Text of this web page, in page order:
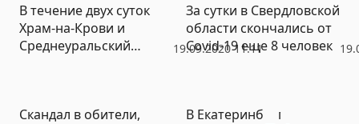
19.09.2020 11:11
В течение двух суток
Храм-на-Крови и
Среднеуральский
За сутки в Свердловской
области скончались от
Covid-19 еще 8 человек
Скандал в обители,
Фото
В Екатеринбурге